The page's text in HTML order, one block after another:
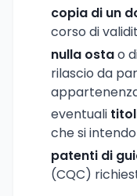
copia di un
corso di
nulla ostao
rilascio da
eventuali
che si
patenti di
(CQC)